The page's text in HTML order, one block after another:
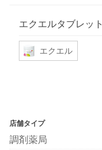
エクエルタブレット
エクエル
店舗タイプ
調剤薬局